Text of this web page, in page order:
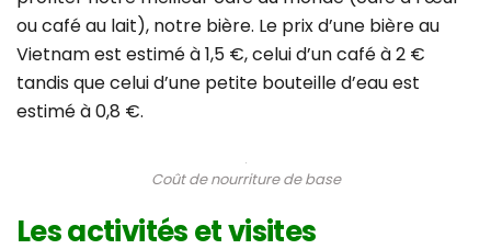
ou café au lait), notre bière. Le prix d’une bière au
Vietnam est estimé à 1,5 €, celui d’un café à 2 €
tandis que celui d’une petite bouteille d’eau est
estimé à 0,8 €.
Coût de nourriture de base
Les activités et visites